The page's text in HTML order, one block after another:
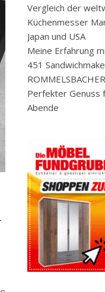
Vergleich der
Küchenmesser
Japan und USA
Meine Erfahrung
451
Perfekter Genuss
Abende